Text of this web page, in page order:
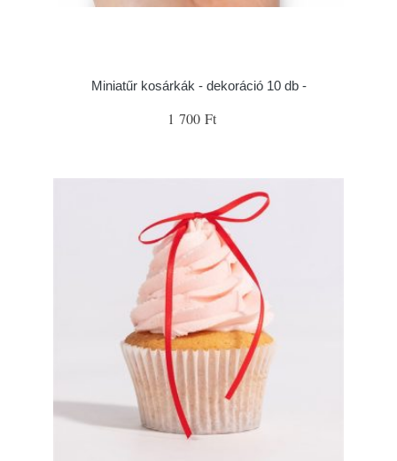
Miniatűr kosárkák - dekoráció 10 db -
1 700 Ft